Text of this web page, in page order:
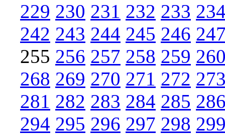
229 230 231 232 233
242 243 244 245 246
255 256 257 258 259
268 269 270 271 272
281 282 283 284 285
294 295 296 297 298